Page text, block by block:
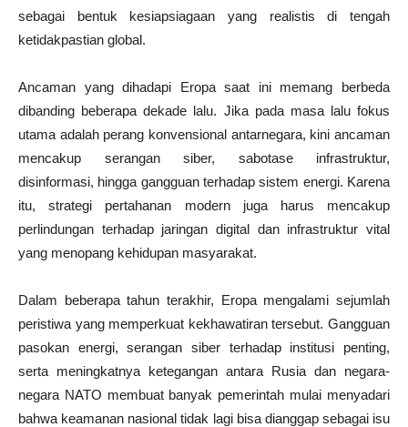
sebagai bentuk kesiapsiagaan yang realistis di tengah
ketidakpastian global.
Ancaman yang dihadapi Eropa saat ini memang berbeda
dibanding beberapa dekade lalu. Jika pada masa lalu fokus
utama adalah perang konvensional antarnegara, kini ancaman
mencakup serangan siber, sabotase infrastruktur,
disinformasi, hingga gangguan terhadap sistem energi. Karena
itu, strategi pertahanan modern juga harus mencakup
perlindungan terhadap jaringan digital dan infrastruktur vital
yang menopang kehidupan masyarakat.
Dalam beberapa tahun terakhir, Eropa mengalami sejumlah
peristiwa yang memperkuat kekhawatiran tersebut. Gangguan
pasokan energi, serangan siber terhadap institusi penting,
serta meningkatnya ketegangan antara Rusia dan negara-
negara NATO membuat banyak pemerintah mulai menyadari
bahwa keamanan nasional tidak lagi bisa dianggap sebagai isu